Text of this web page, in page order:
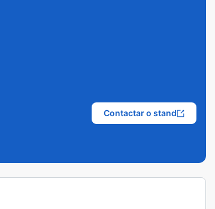
Contactar o stand